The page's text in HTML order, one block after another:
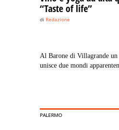
“Taste of life”
di Redazione
Al Barone di Villagrande un
unisce due mondi
PALERMO